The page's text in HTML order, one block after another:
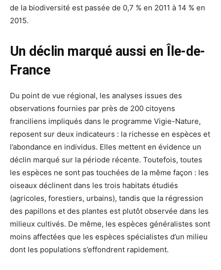
de la biodiversité est passée de 0,7 % en 2011 à 14 % en
2015.
Un déclin marqué aussi en Île-de-
France
Du point de vue régional, les analyses issues des
observations fournies par près de 200 citoyens
franciliens impliqués dans le programme Vigie-Nature,
reposent sur deux indicateurs : la richesse en espèces et
l’abondance en individus. Elles mettent en évidence un
déclin marqué sur la période récente. Toutefois, toutes
les espèces ne sont pas touchées de la même façon : les
oiseaux déclinent dans les trois habitats étudiés
(agricoles, forestiers, urbains), tandis que la régression
des papillons et des plantes est plutôt observée dans les
milieux cultivés. De même, les espèces généralistes sont
moins affectées que les espèces spécialistes d’un milieu
dont les populations s’effondrent rapidement.